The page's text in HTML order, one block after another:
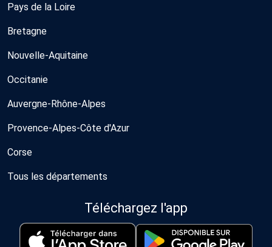
Pays de la Loire
Bretagne
Nouvelle-Aquitaine
Occitanie
Auvergne-Rhône-Alpes
Provence-Alpes-Côte d'Azur
Corse
Tous les départements
Téléchargez l'app